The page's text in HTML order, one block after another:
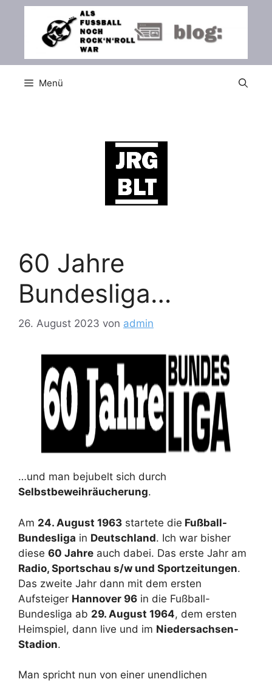
Menü
60 Jahre
Bundesliga…
26. August 2023 von admin
…und man bejubelt sich durch
Selbstbeweihräucherung.
Am 24. August 1963 startete die Fußball-
Bundesliga in Deutschland. Ich war bisher
diese 60 Jahre auch dabei. Das erste Jahr am
Radio, Sportschau s/w und Sportzeitungen.
Das zweite Jahr dann mit dem ersten
Aufsteiger Hannover 96 in die Fußball-
Bundesliga ab 29. August 1964, dem ersten
Heimspiel, dann live und im Niedersachsen-
Stadion.
Man spricht nun von einer unendlichen